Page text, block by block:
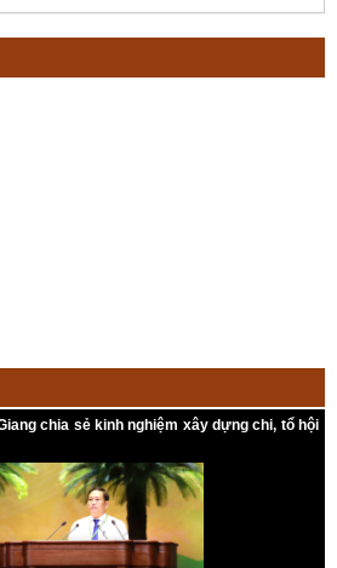
triển lãm Nông nghiệp - Thương mại sản
An Giang năm 2026
điểm tuyên truyền cuộc bầu cử ĐB Quốc
nhân dân các cấp nhiệm kỳ 2026 - 2031
Đại hội Hội Nông dân các cấp và Đại hội
dân Việt Nam lần thứ IX, nhiệm kỳ 2026
chia sẻ kinh nghiệm xây dựng chi, tổ hội